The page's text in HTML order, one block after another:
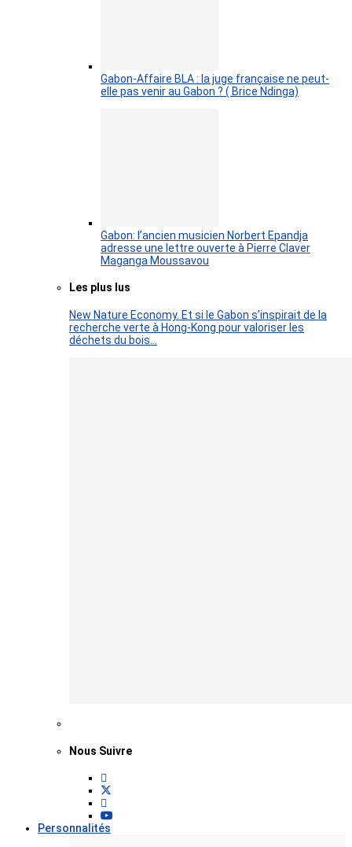
Gabon-Affaire BLA : la juge française ne peut-
elle pas venir au Gabon ? ( Brice Ndinga)
Gabon: l’ancien musicien Norbert Epandja
adresse une lettre ouverte à Pierre Claver
Maganga Moussavou
Les plus lus
New Nature Economy. Et si le Gabon s’inspirait de la
recherche verte à Hong-Kong pour valoriser les
déchets du bois…
Nous Suivre
Personnalités